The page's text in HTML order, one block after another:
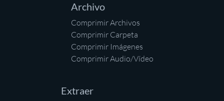
Archivo
Comprimir Archivos
Comprimir Carpeta
Comprimir Imágenes
Comprimir Audio/Vídeo
Extraer